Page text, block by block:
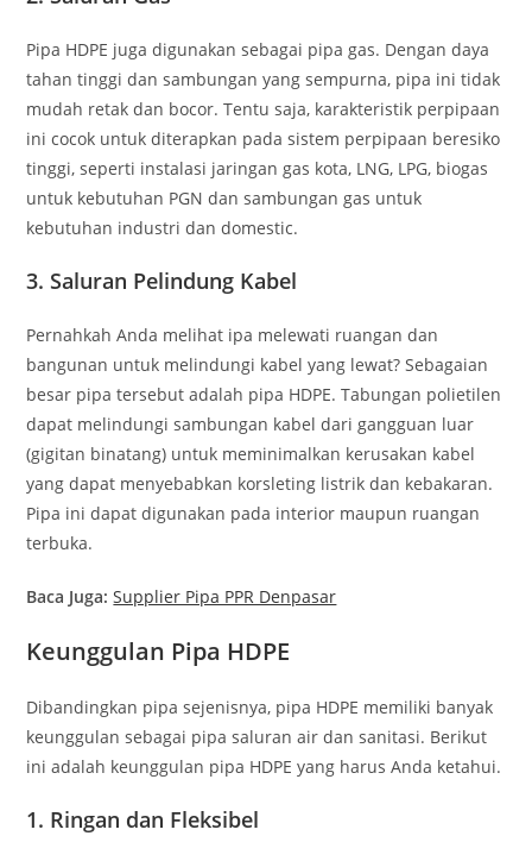
Pipa HDPE juga digunakan sebagai pipa gas. Dengan daya
tahan tinggi dan sambungan yang sempurna, pipa ini tidak
mudah retak dan bocor. Tentu saja, karakteristik perpipaan
ini cocok untuk diterapkan pada sistem perpipaan beresiko
tinggi, seperti instalasi jaringan gas kota, LNG, LPG, biogas
untuk kebutuhan PGN dan sambungan gas untuk
kebutuhan industri dan domestic.
3.Saluran Pelindung Kabel
Pernahkah Anda melihat ipa melewati ruangan dan
bangunan untuk melindungi kabel yang lewat? Sebagaian
besar pipa tersebut adalah pipa HDPE. Tabungan polietilen
dapat melindungi sambungan kabel dari gangguan luar
(gigitan binatang) untuk meminimalkan kerusakan kabel
yang dapat menyebabkan korsleting listrik dan kebakaran.
Pipa ini dapat digunakan pada interior maupun ruangan
terbuka.
Baca Juga: Supplier Pipa PPR Denpasar
Keunggulan Pipa HDPE
Dibandingkan pipa sejenisnya, pipa HDPE memiliki banyak
keunggulan sebagai pipa saluran air dan sanitasi. Berikut
ini adalah keunggulan pipa HDPE yang harus Anda ketahui.
1. Ringan dan Fleksibel